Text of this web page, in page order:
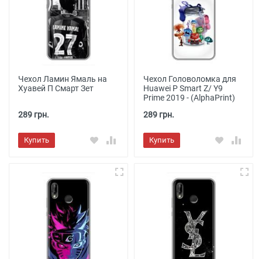
Чехол Ламин Ямаль на
Хуавей П Смарт Зет
289 грн.
Купить
Чехол Головоломка для
Huawei P Smart Z/ Y9
Prime 2019 - (AlphaPrint)
289 грн.
Купить